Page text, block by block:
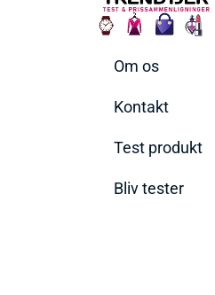
Om os
Kontakt
Test produkt
Bliv tester